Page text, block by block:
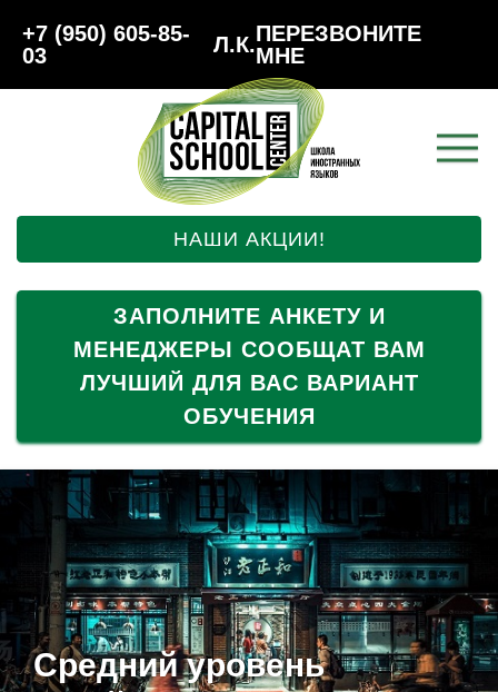
+7 (950) 605-85-
03
Л.К.ПЕРЕЗВОНИТЕ
МНЕ
НАШИ АКЦИИ!
ЗАПОЛНИТЕ АНКЕТУ И
МЕНЕДЖЕРЫ СООБЩАТ ВАМ
ЛУЧШИЙ ДЛЯ ВАС ВАРИАНТ
ОБУЧЕНИЯ
Средний уровень